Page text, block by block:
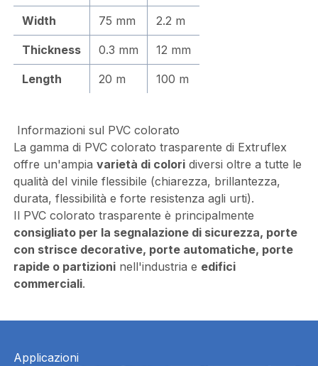
Width 75 mm 2.2 m
Thickness 0.3 mm 12 mm
Length 20 m 100 m
Informazioni sul PVC colorato
La gamma di PVC colorato trasparente di Extruflex
offre un'ampia varietà di coloridiversi oltre a tutte le
qualità del vinile flessibile (chiarezza, brillantezza,
durata, flessibilità e forte resistenza agli urti).
Il PVC colorato trasparente è principalmente
consigliato per la segnalazione di sicurezza, porte
con strisce decorative, porte automatiche, porte
rapide o partizioninell'industria e edifici
commerciali.
Applicazioni